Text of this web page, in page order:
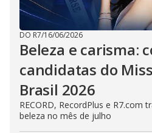
DO R7/16/06/2026
Beleza e carisma:
candidatas do
Brasil 2026
RECORD, RecordPlus e R7.com
beleza no mês de julho